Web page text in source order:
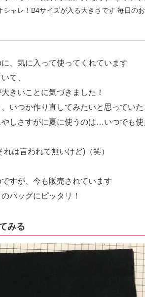
シャレ！B4サイズが入る大きさです 毎日の
、気に入って使ってくれています
て、
きいことに気づきました！
いつか作り直してみたいと思っていた
しさすがに夏に使うのは…いつでも使
は言われて無いけど)（笑）
すが、今も販売されています
バッグにピッタリ！
みる